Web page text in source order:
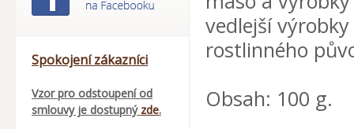
Spokojení zákazníci
Vzor pro odstoupení od
smlouvy je dostupný zde.
vedlejší
rostlinného
Obsah: 100 g.